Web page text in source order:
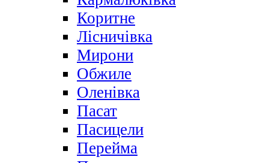
Коритне
Лісничівка
Мирони
Обжиле
Оленівка
Пасат
Пасицели
Перейма